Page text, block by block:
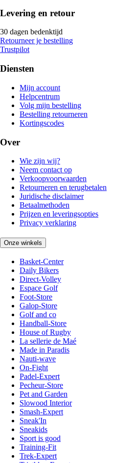
Levering en retour
30 dagen bedenktijd
Retourneer je bestelling
Trustpilot
Diensten
Mijn account
Helpcentrum
Volg mijn bestelling
Bestelling retourneren
Kortingscodes
Over
Wie zijn wij?
Neem contact op
Verkoopvoorwaarden
Retourneren en terugbetalen
Juridische disclaimer
Betaalmethoden
Prijzen en leveringsopties
Privacy verklaring
Onze winkels
Basket-Center
Daily Bikers
Direct-Volley
Espace Golf
Foot-Store
Galop-Store
Golf and co
Handball-Store
House of Rugby
La sellerie de Maé
Made in Paradis
Nauti-wave
On-Fight
Padel-Expert
Pecheur-Store
Pet and Garden
Slowood Interior
Smash-Expert
Sneak'In
Sneakids
Sport is good
Training-Fit
Trek-Expert